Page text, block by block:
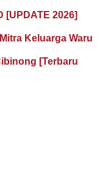
[UPDATE 2026]
Keluarga Waru
[Terbaru